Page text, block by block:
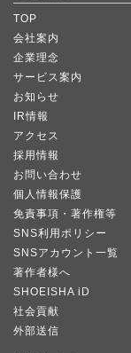
TOP
会社案内
企業理念
サービス案内
お知らせ
IR情報
アクセス
採用情報
お問い合わせ
個人情報保護
免責事項・著作権等
SNS利用ポリシー
SNSアカウント一覧
著作者様へ
SHOEISHA iD
社会貢献
外部送信